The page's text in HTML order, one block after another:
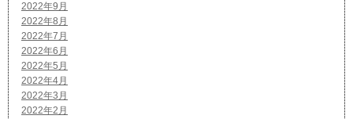
2022年9月
2022年8月
2022年7月
2022年6月
2022年5月
2022年4月
2022年3月
2022年2月